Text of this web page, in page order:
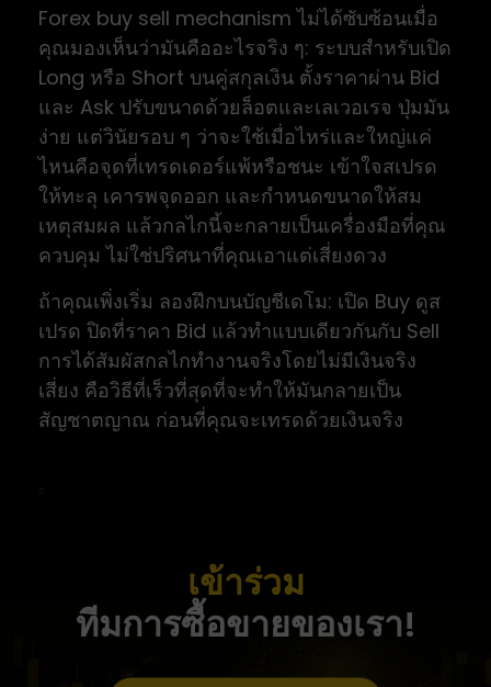
Forex buy sell mechanism ไม่ได้ซับซ้อนเมื่อ
คุณมองเห็นว่ามันคืออะไรจริง ๆ: ระบบสำหรับเปิด
Long หรือ Short บนคู่สกุลเงิน ตั้งราคาผ่าน Bid
และ Ask ปรับขนาดด้วยล็อตและเลเวอเรจ ปุ่มมัน
ง่าย แต่วินัยรอบ ๆ ว่าจะใช้เมื่อไหร่และใหญ่แค่
ไหนคือจุดที่เทรดเดอร์แพ้หรือชนะ เข้าใจสเปรด
ให้ทะลุ เคารพจุดออก และกำหนดขนาดให้สม
เหตุสมผล แล้วกลไกนี้จะกลายเป็นเครื่องมือที่คุณ
ควบคุม ไม่ใช่ปริศนาที่คุณเอาแต่เสี่ยงดวง
ถ้าคุณเพิ่งเริ่ม ลองฝึกบนบัญชีเดโม: เปิด Buy ดูส
เปรด ปิดที่ราคา Bid แล้วทำแบบเดียวกันกับ Sell
การได้สัมผัสกลไกทำงานจริงโดยไม่มีเงินจริง
เสี่ยง คือวิธีที่เร็วที่สุดที่จะทำให้มันกลายเป็น
สัญชาตญาณ ก่อนที่คุณจะเทรดด้วยเงินจริง
เข้าร่วม
ทีมการซื้อขายของเรา!